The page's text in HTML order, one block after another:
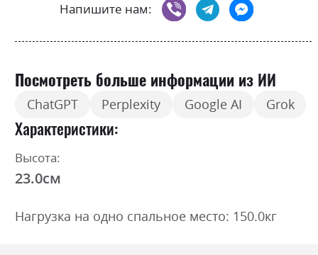
Напишите нам:
Посмотреть больше информации из ИИ
ChatGPT Perplexity Google AI Grok
Характеристики
Высота:
23.0см
Нагрузка на одно спальное место: 150.0кг